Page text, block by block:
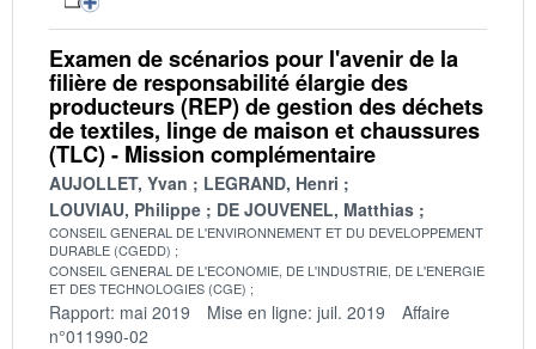
Examen de scénarios pour l'avenir de la
filière de responsabilité élargie des
producteurs (REP) de gestion des déchets
de textiles, linge de maison et chaussures
(TLC) - Mission complémentaire
AUJOLLET, Yvan
LEGRAND, Henri
LOUVIAU, Philippe
DE JOUVENEL, Matthias
CONSEIL GENERAL DE L'ENVIRONNEMENT ET DU DEVELOPPEMENT
DURABLE (CGEDD)
CONSEIL GENERAL DE L'ECONOMIE, DE L'INDUSTRIE, DE L'ENERGIE
ET DES TECHNOLOGIES (CGE)
Rapport: mai 2019 Mise en ligne: juil. 2019
Affaire
n°011990-02